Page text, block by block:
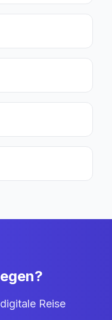
Reise